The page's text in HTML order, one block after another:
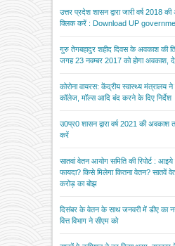
उत्तर प्रदेश शासन द्वारा जारी वर्ष 2018
क्लिक करें : Download UP
गुरु तेगबहादुर शहीद दिवस के अवकाश की
जगह 23 नवम्बर 2017 को होगा
कोरोना वायरस: केंद्रीय स्वास्थ्य
कॉलेज, मॉल्स आदि बंद करने के दिए निर्देश
उ0प्र0 शासन द्वारा वर्ष 2021 की अवकाश
करें
सातवां वेतन आयोग समिति की रिपोर्ट :
फायदा? किसे मिलेगा कितना वेतन? सातवें
करोड़ का बोझ
दिसंबर के वेतन के साथ जनवरी में डीए का
वित्त विभाग ने सीएम को